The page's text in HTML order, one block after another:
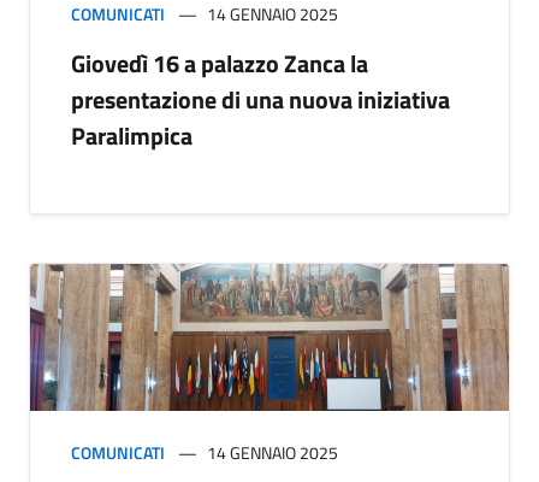
COMUNICATI 14 GENNAIO 2025
Giovedì 16 a palazzo Zanca la
presentazione di una nuova iniziativa
Paralimpica
COMUNICATI 14 GENNAIO 2025